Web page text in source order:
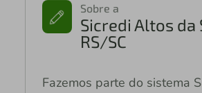
Sobre a
Sicredi Altos da
RS/SC
Fazemos parte do sistema